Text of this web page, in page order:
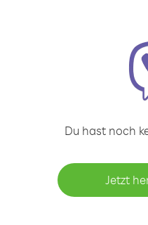
Du hast noch
Jetzt